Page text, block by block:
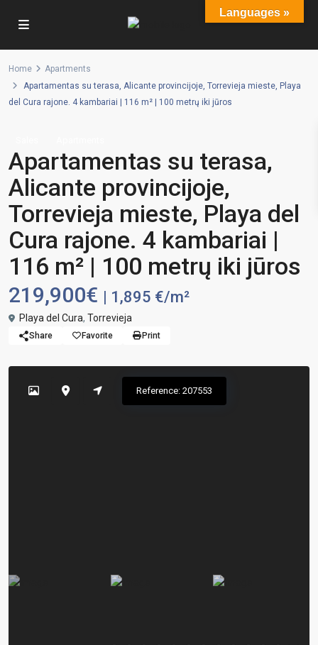
Home
Apartments
Apartamentas su terasa, Alicante provincijoje, Torrevieja mieste, Playa
del Cura rajone. 4 kambariai | 116 m² | 100 metrų iki jūros
Apartamentas su terasa,
Alicante provincijoje,
Torrevieja mieste, Playa del
Cura rajone. 4 kambariai |
116 m² | 100 metrų iki jūros
219,900€ | 1,895 €/m²
Playa del Cura, Torrevieja
Share Favorite Print
Reference: 207553
Languages »